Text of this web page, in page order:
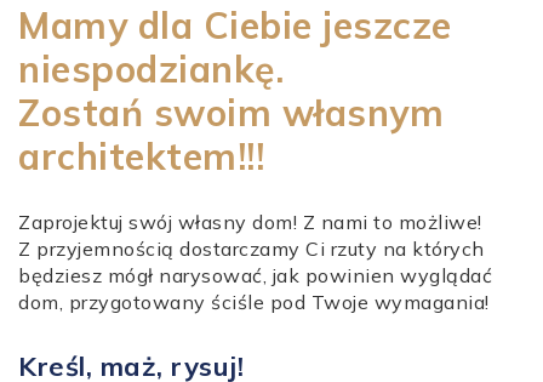
Mamy dla Ciebie jeszcze
niespodziankę.
Zostań swoim własnym
architektem!!!
Zaprojektuj swój własny dom! Z nami to możliwe!
Z przyjemnością dostarczamy Ci rzuty na których
będziesz mógł narysować, jak powinien wyglądać
dom, przygotowany ściśle pod Twoje wymagania!
Kreśl, maż, rysuj!